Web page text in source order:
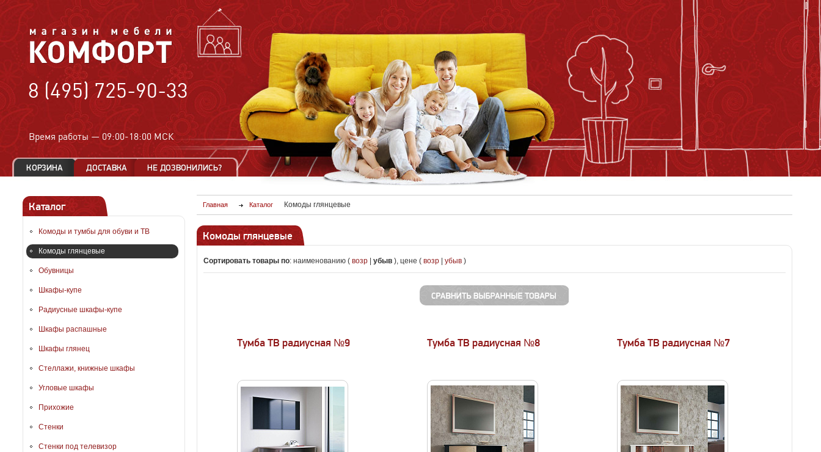
8 (495) 725-90-33
Время работы — 09:00-18:00 МСК
Каталог
Комоды и тумбы для обуви и ТВ
Комоды глянцевые
Обувницы
Шкафы-купе
Радиусные шкафы-купе
Шкафы распашные
Шкафы глянец
Стеллажи, книжные шкафы
Угловые шкафы
Прихожие
Стенки
Стенки под телевизор
Главная Каталог Комоды глянцевые
Комоды глянцевые
Сортировать товары по: наименованию ( возр убыв ), цене ( возр убыв )
Тумба ТВ радиусная №9 Тумба ТВ радиусная №8 Тумба ТВ радиусная №7